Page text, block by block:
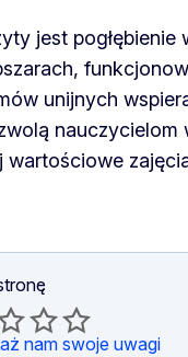
jest
unijnych
nauczycielom
wartościowe
nam swoje uwagi